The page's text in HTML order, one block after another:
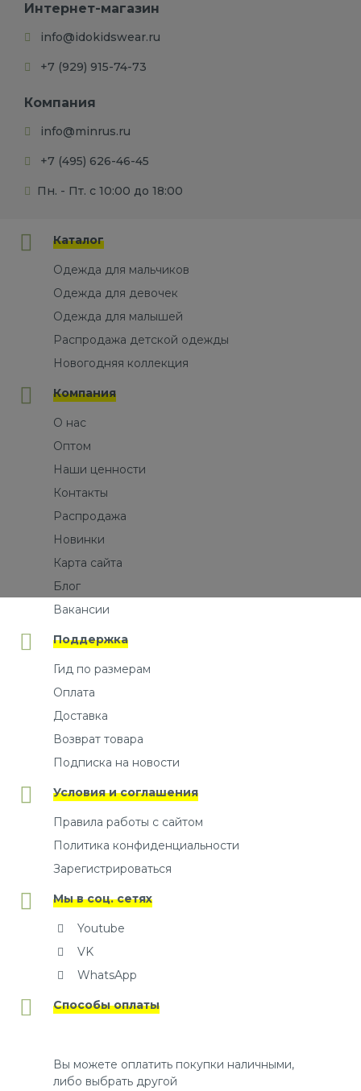
Интернет-магазин
info@idokidswear.ru
+7 (929) 915-74-73
Компания
info@minrus.ru
+7 (495) 626-46-45
Пн. - Пт. с 10:00 до 18:00
Каталог
Одежда для мальчиков
Одежда для девочек
Одежда для малышей
Распродажа детской одежды
Новогодняя коллекция
Компания
О нас
Оптом
Наши ценности
Контакты
Распродажа
Новинки
Карта сайта
Блог
Вакансии
Поддержка
Гид по размерам
Оплата
Доставка
Возврат товара
Подписка на новости
Условия и соглашения
Правила работы с сайтом
Политика конфиденциальности
Зарегистрироваться
Мы в соц. сетях
Youtube
VK
WhatsApp
Способы оплаты
Вы можете оплатить покупки наличными,
либо выбрать другой